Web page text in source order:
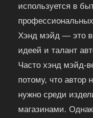
используется в
Хэнд мэйд — это
идеей и талант
Часто хэнд мэйд-
потому, что автор
нужно среди
магазинами.